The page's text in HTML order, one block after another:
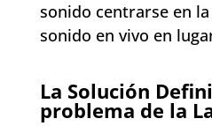
sonido centrarse en
sonido en vivo en
La Solución
problema de la